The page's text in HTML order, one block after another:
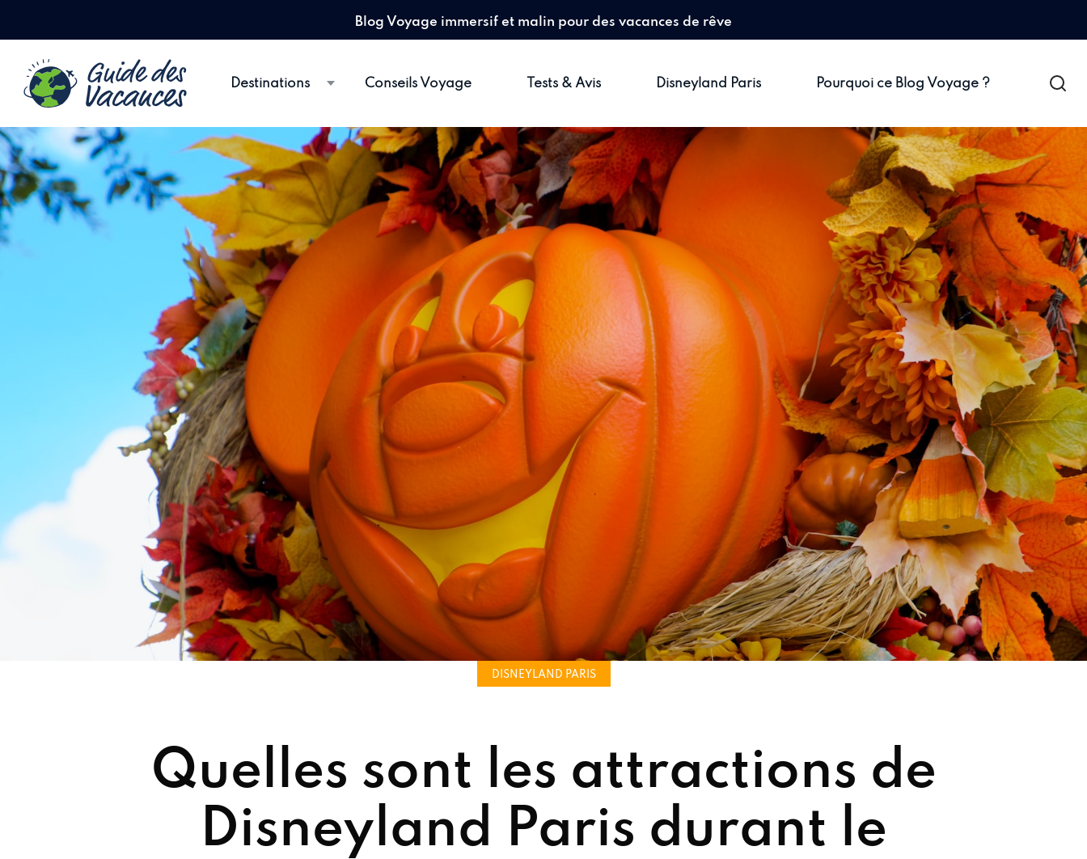
Blog Voyage immersif et malin pour des vacances de rêve
Destinations Conseils Voyage Tests & Avis Disneyland Paris Pourquoi ce Blog Voyage ?
DISNEYLAND PARIS
Quelles sont les attractions de
Disneyland Paris durant le